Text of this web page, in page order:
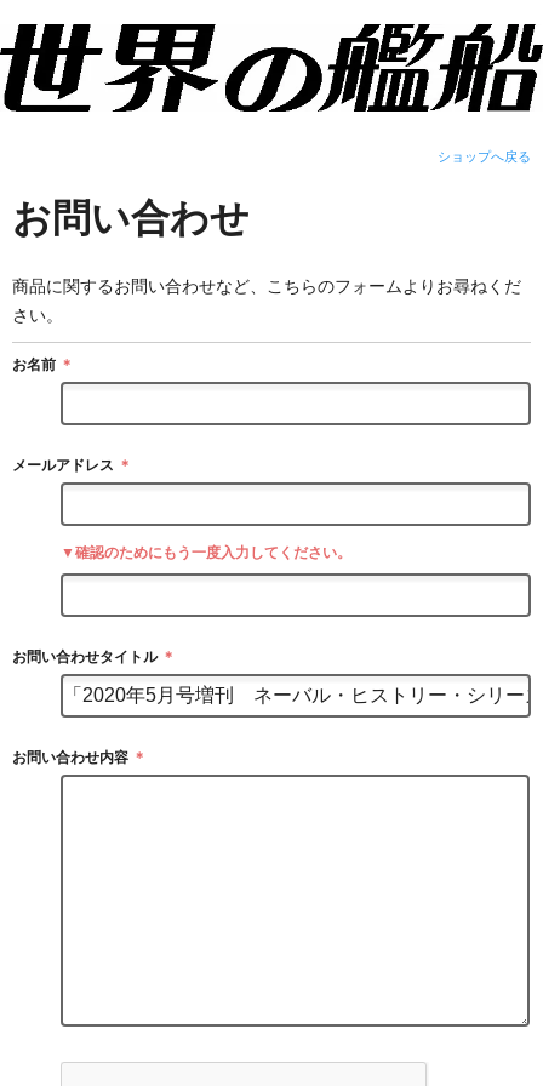
ショップへ戻る
お問い合わせ
商品に関するお問い合わせなど、こちらのフォームよりお尋ねくだ
さい。
お名前 ＊
メールアドレス ＊
▼確認のためにもう一度入力してください。
お問い合わせタイトル ＊
お問い合わせ内容 ＊